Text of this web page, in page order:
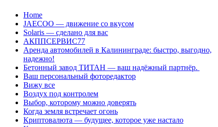
Перейти
содержанию
Home
JAECOO — движение со вкусом
Solaris — сделано для вас
АКППСЕРВИС77
Аренда автомобилей в Калининграде: быстро, выгодно,
надежно!
Бетонный завод ТИТАН — ваш надёжный партнёр.
Ваш персональный фоторедактор
Вижу все
Воздух под контролем
Выбор, которому можно доверять
Когда земля встречает огонь
Криптовалюта — будущее, которое уже настало